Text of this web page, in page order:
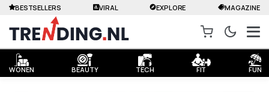
WONEN BEAUTY TECH FIT FUN
BESTSELLERS VIRAL EXPLORE MAGAZINE